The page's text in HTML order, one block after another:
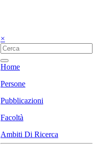
×
Home
Persone
Pubblicazioni
Facoltà
Ambiti Di Ricerca